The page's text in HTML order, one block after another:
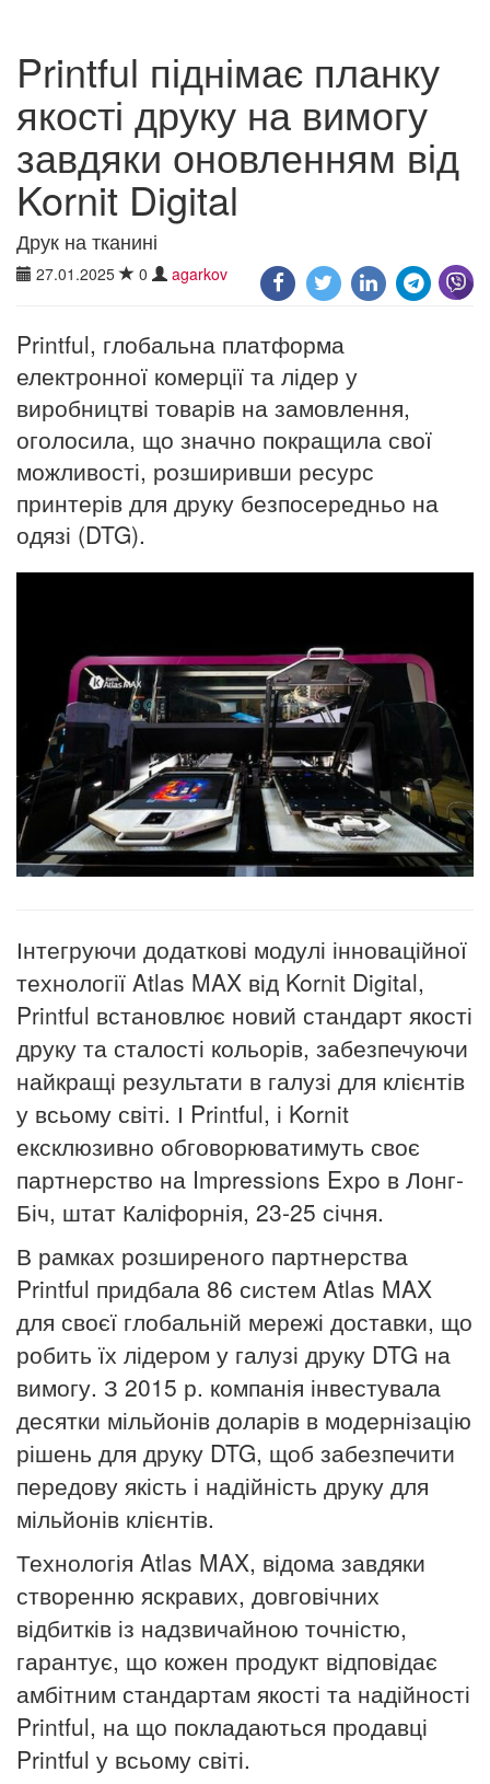
Printful піднімає планку
якості друку на вимогу
завдяки оновленням від
Kornit Digital
Друк на тканині
27.01.2025 0 agarkov
Printful, глобальна платформа
електронної комерції та лідер у
виробництві товарів на замовлення,
оголосила, що значно покращила свої
можливості, розширивши ресурс
принтерів для друку безпосередньо на
одязі (DTG).
Інтегруючи додаткові модулі інноваційної
технології Atlas MAX від Kornit Digital,
Printful встановлює новий стандарт якості
друку та сталості кольорів, забезпечуючи
найкращі результати в галузі для клієнтів
у всьому світі. І Printful, і Kornit
ексклюзивно обговорюватимуть своє
партнерство на Impressions Expo в Лонг-
Біч, штат Каліфорнія, 23-25 ​​січня.
В рамках розширеного партнерства
Printful придбала 86 систем Atlas MAX
для своєї глобальній мережі доставки, що
робить їх лідером у галузі друку DTG на
вимогу. З 2015 р. компанія інвестувала
десятки мільйонів доларів в модернізацію
рішень для друку DTG, щоб забезпечити
передову якість і надійність друку для
мільйонів клієнтів.
Технологія Atlas MAX, відома завдяки
створенню яскравих, довговічних
відбитків із надзвичайною точністю,
гарантує, що кожен продукт відповідає
амбітним стандартам якості та надійності
Printful, на що покладаються продавці
Printful у всьому світі.